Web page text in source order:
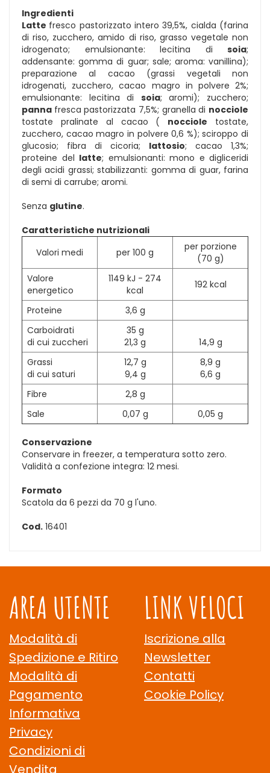
Ingredienti
Latte fresco pastorizzato intero 39,5%, cialda (farina
di riso, zucchero, amido di riso, grasso vegetale non
idrogenato; emulsionante: lecitina di soia;
addensante: gomma di guar; sale; aroma: vanillina);
preparazione al cacao (grassi vegetali non
idrogenati, zucchero, cacao magro in polvere 2%;
emulsionante: lecitina di soia; aromi); zucchero;
panna fresca pastorizzata 7,5%; granella di nocciole
tostate pralinate al cacao ( nocciole tostate,
zucchero, cacao magro in polvere 0,6 %); sciroppo di
glucosio; fibra di cicoria; lattosio; cacao 1,3%;
proteine del latte; emulsionanti: mono e digliceridi
degli acidi grassi; stabilizzanti: gomma di guar, farina
di semi di carrube; aromi.
Senza glutine.
Caratteristiche nutrizionali
Valori medi
per 100 g
per porzione
(70 g)
Valore
energetico
1149 kJ - 274
kcal
192 kcal
Proteine
3,6 g
Carboidrati
di cui zuccheri
35 g
21,3 g
14,9 g
Grassi
di cui saturi
12,7 g
9,4 g
8,9 g
6,6 g
Fibre
2,8 g
Sale
0,07 g 0,05 g
Conservazione
Conservare in freezer, a temperatura sotto zero.
Validità a confezione integra: 12 mesi.
Formato
Scatola da 6 pezzi da 70 g l'uno.
Cod. 16401
AREA UTENTE
Modalità di
Spedizione e Ritiro
Modalità di
Pagamento
Informativa
Privacy
Condizioni di
Vendita
LINK VELOCI
Iscrizione alla
Newsletter
Contatti
Cookie Policy